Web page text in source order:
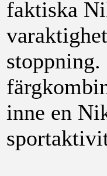
faktiska
inne en